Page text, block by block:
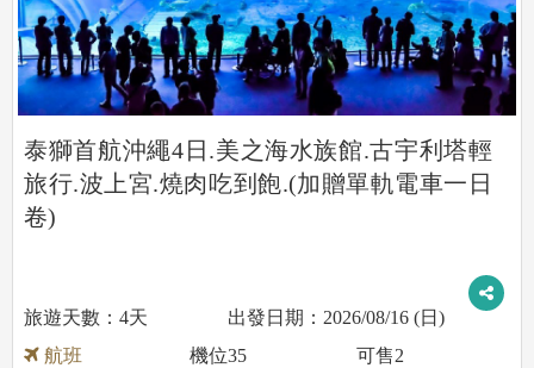
泰獅首航沖繩4日.美之海水族館.古宇利塔輕
旅行.波上宮.燒肉吃到飽.(加贈單軌電車一日
卷)
4天
2026/08/16 (日)
航班
機位35 可售2